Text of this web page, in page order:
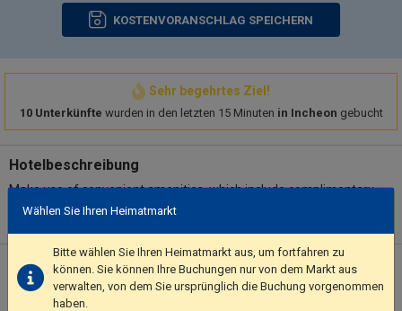
KOSTENVORANSCHLAG SPEICHERN
Sehr begehrtes Ziel!
10 Unterkünfte wurden in den letzten 15 Minuten in Incheon gebucht
Hotelbeschreibung
Make use of convenient amenities, which include complimentary
wireless internet access and concierge services.. Property class,
amenities, and services.. Featured amenities include
complimentary wired internet access, a 24-hour business center,
and express check-in. A shuttle from the hotel to the airport is
complimentary (available on request)..
Standort des Hotels
Wählen Sie Ihren Heimatmarkt
Bitte wählen Sie Ihren Heimatmarkt aus, um fortfahren zu
können. Sie können Ihre Buchungen nur von dem Markt aus
verwalten, von dem Sie ursprünglich die Buchung vorgenommen
haben.